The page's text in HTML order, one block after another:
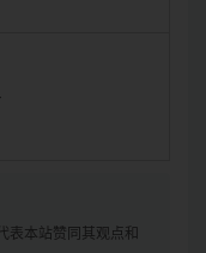
本站赞同其观点和